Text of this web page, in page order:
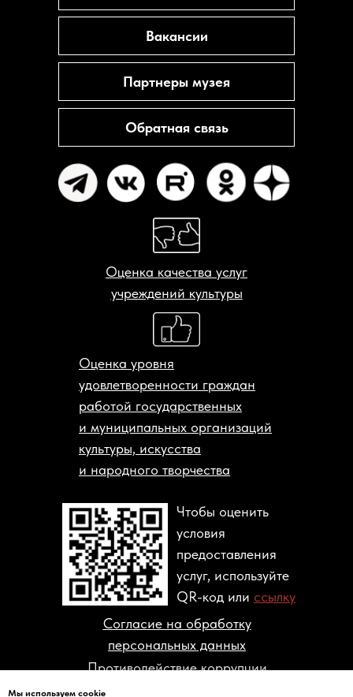
Оценка качества услуг
учреждений культуры
Вакансии
Обратная связь
Партнеры музея
Согласие на обработку
персональных данных
Противодействие коррупции
Чтобы оценить
условия
предоставления
услуг, используйте
QR-код или ссылку
Оценка уровня
удовлетворенности граждан
работой государственных
и муниципальных организаций
культуры, искусства
и народного творчества
Мы используем cookie